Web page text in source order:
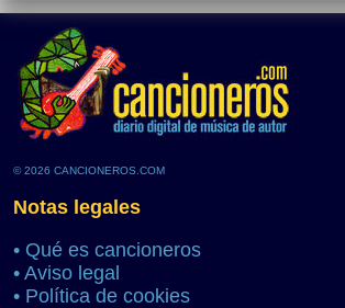
© 2026 CANCIONEROS.COM
Notas legales
• Qué es cancioneros
• Aviso legal
• Política de cookies